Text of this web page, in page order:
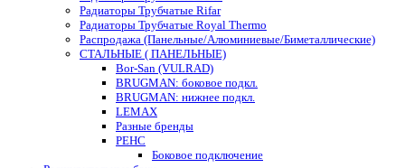
Радиаторы Трубчатые Rifar
Радиаторы Трубчатые Royal Thermo
Распродажа (Панельные/Алюминиевые/Биметаллические)
СТАЛЬНЫЕ ( ПАНЕЛЬНЫЕ)
Bor-San (VULRAD)
BRUGMAN: боковое подкл.
BRUGMAN: нижнее подкл.
LEMAX
Разные бренды
РЕНС
Боковое подключение